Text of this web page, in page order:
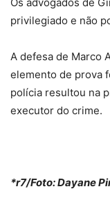
privilegiado e não
A defesa de Marco
elemento de prova
polícia resultou na
executor do crime.
*r7/Foto: Dayane